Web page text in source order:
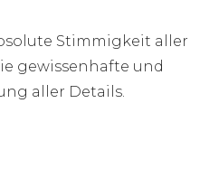
Stimmigkeit aller
gewissenhafte und
aller Details.